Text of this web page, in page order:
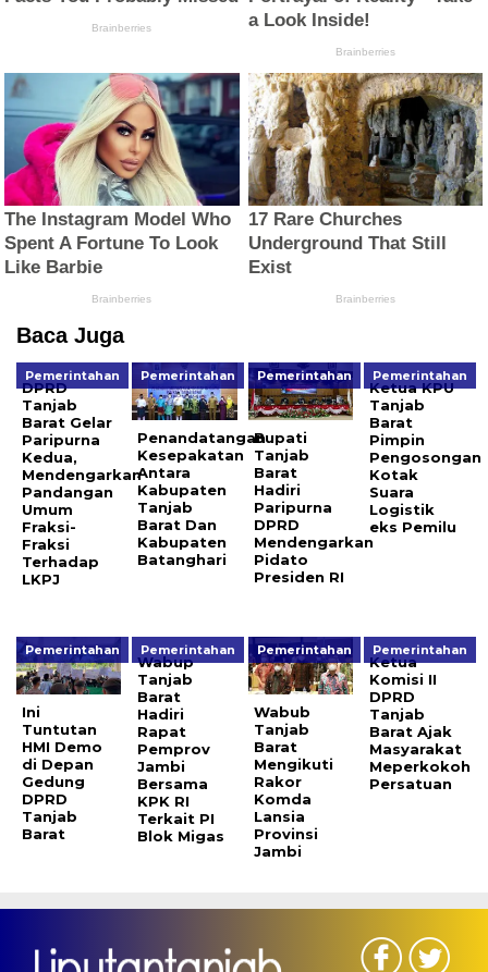
Baca Juga
Pemerintahan
DPRD
Tanjab
Barat Gelar
Paripurna
Kedua,
Mendengarkan
Pandangan
Umum
Fraksi-
Fraksi
Terhadap
LKPJ
Pemerintahan
Penandatangan
Kesepakatan
Antara
Kabupaten
Tanjab
Barat Dan
Kabupaten
Batanghari
Pemerintahan
Bupati
Tanjab
Barat
Hadiri
Paripurna
DPRD
Mendengarkan
Pidato
Presiden RI
Pemerintahan
Ketua KPU
Tanjab
Barat
Pimpin
Pengosongan
Kotak
Suara
Logistik
eks Pemilu
Pemerintahan
Ini
Tuntutan
HMI Demo
di Depan
Gedung
DPRD
Tanjab
Barat
Pemerintahan
Wabup
Tanjab
Barat
Hadiri
Rapat
Pemprov
Jambi
Bersama
KPK RI
Terkait PI
Blok Migas
Pemerintahan
Wabub
Tanjab
Barat
Mengikuti
Rakor
Komda
Lansia
Provinsi
Jambi
Pemerintahan
Ketua
Komisi II
DPRD
Tanjab
Barat Ajak
Masyarakat
Meperkokoh
Persatuan